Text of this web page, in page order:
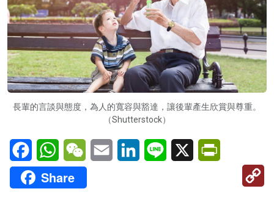
長輩的言談與態度，為人的寬容與豁達，讓後輩產生欣賞與尊重。
（Shutterstock）
FacebookWhatsAppWeChatEmail LinkedInLine X
Share